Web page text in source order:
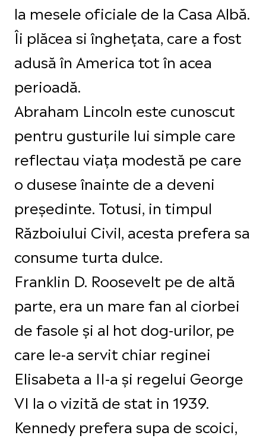
la mesele oficiale de la Casa Albă.
Îi plăcea si înghețata, care a fost
adusă în America tot în acea
perioadă.
Abraham Lincoln este cunoscut
pentru gusturile lui simple care
reflectau viața modestă pe care
o dusese înainte de a deveni
președinte. Totusi, in timpul
Războiului Civil, acesta prefera sa
consume turta dulce.
Franklin D. Roosevelt pe de altă
parte, era un mare fan al ciorbei
de fasole și al hot dog-urilor, pe
care le-a servit chiar reginei
Elisabeta a II-a și regelui George
VI la o vizită de stat in 1939.
Kennedy prefera supa de scoici,